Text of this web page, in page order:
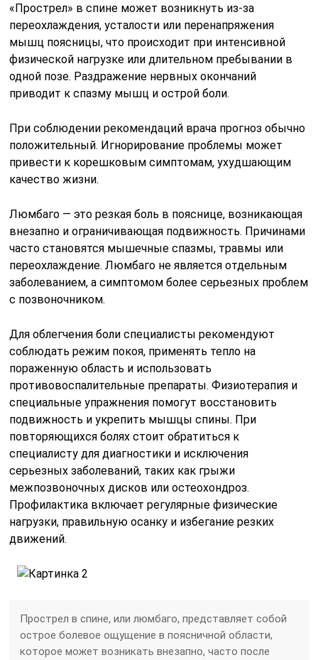
«Прострел» в спине может возникнуть из-за
переохлаждения, усталости или перенапряжения
мышц поясницы, что происходит при интенсивной
физической нагрузке или длительном пребывании в
одной позе. Раздражение нервных окончаний
приводит к спазму мышц и острой боли.
При соблюдении рекомендаций врача прогноз обычно
положительный. Игнорирование проблемы может
привести к корешковым симптомам, ухудшающим
качество жизни.
Люмбаго — это резкая боль в пояснице, возникающая
внезапно и ограничивающая подвижность. Причинами
часто становятся мышечные спазмы, травмы или
переохлаждение. Люмбаго не является отдельным
заболеванием, а симптомом более серьезных проблем
с позвоночником.
Для облегчения боли специалисты рекомендуют
соблюдать режим покоя, применять тепло на
пораженную область и использовать
противовоспалительные препараты. Физиотерапия и
специальные упражнения помогут восстановить
подвижность и укрепить мышцы спины. При
повторяющихся болях стоит обратиться к
специалисту для диагностики и исключения
серьезных заболеваний, таких как грыжи
межпозвоночных дисков или остеохондроз.
Профилактика включает регулярные физические
нагрузки, правильную осанку и избегание резких
движений.
Прострел в спине, или люмбаго, представляет собой
острое болевое ощущение в поясничной области,
которое может возникать внезапно, часто после